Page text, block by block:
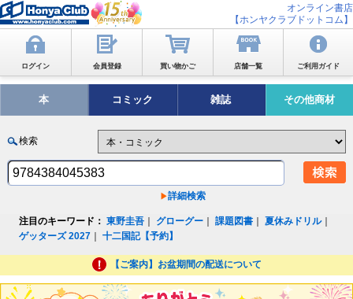
オンライン書店
【ホンヤクラブドットコム】
ログイン 会員登録 買い物かご 店舗一覧 ご利用ガイド
本 コミック 雑誌 その他商材
検索
詳細検索
注目のキーワード： 東野圭吾 グローグー ｜課題図書 ｜夏休みドリル｜
ゲッターズ 2027 ｜十二国記【予約】
【ご案内】お盆期間の配送について